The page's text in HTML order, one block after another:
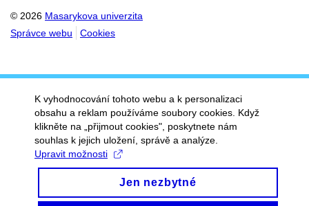
© 2026 Masarykova univerzita
Správce webu
Cookies
K vyhodnocování tohoto webu a k personalizaci
obsahu a reklam používáme soubory cookies. Když
klikněte na „přijmout cookies", poskytnete nám
souhlas k jejich uložení, správě a analýze.
Upravit možnosti
Jen nezbytné